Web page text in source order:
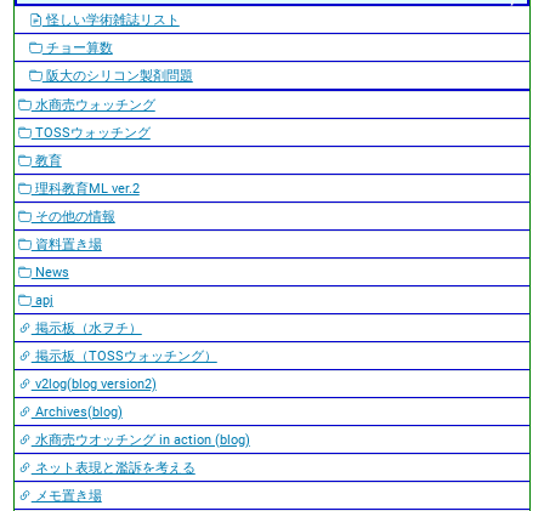
怪しい学術雑誌リスト
チョー算数
阪大のシリコン製剤問題
水商売ウォッチング
TOSSウォッチング
教育
理科教育ML ver.2
その他の情報
資料置き場
News
apj
掲示板（水ヲチ）
掲示板（TOSSウォッチング）
v2log(blog version2)
Archives(blog)
水商売ウオッチング in action (blog)
ネット表現と濫訴を考える
メモ置き場